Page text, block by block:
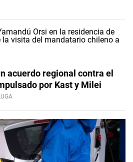
acuerdo regional contra el
por Kast y Milei